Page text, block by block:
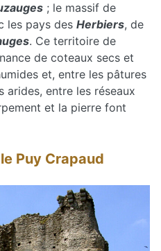
; le massif de
les pays des Herbiers, de
. Ce territoire de
de coteaux secs et
et, entre les pâtures
entre les réseaux
et la pierre font
Puy Crapaud